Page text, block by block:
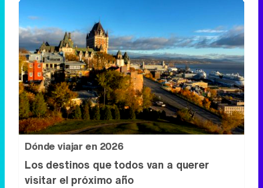
Dónde viajar en 2026
Los destinos que todos van a querer
visitar el próximo año